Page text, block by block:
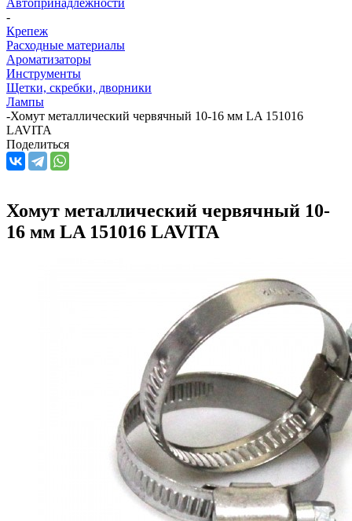
-
Крепеж
Расходные материалы
Ароматизаторы
Инструменты
Щетки, скребки, дворники
Лампы
-Хомут металлический червячный 10-16 мм LA 151016
LAVITA
Поделиться
Хомут металлический червячный 10-
16 мм LA 151016 LAVITA